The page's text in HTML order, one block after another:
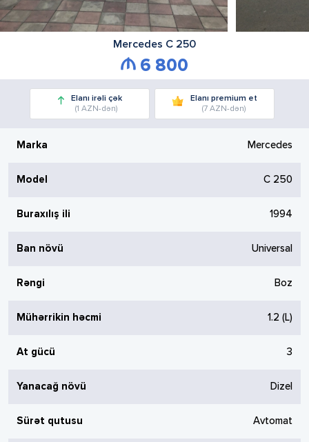
Mercedes C 250
6 800
Elanı irəli çək
(1 AZN-dən)
Elanı premium et
(7 AZN-dən)
Marka Mercedes
Model C 250
Buraxılış ili 1994
Ban növü Universal
Rəngi Boz
Mühərrikin həcmi 1.2 (L)
At gücü 3
Yanacağ növü Dizel
Sürət qutusu Avtomat